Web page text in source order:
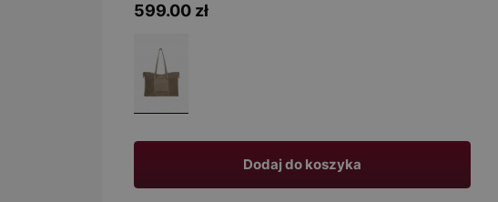
599.00 zł
Dodaj do koszyka